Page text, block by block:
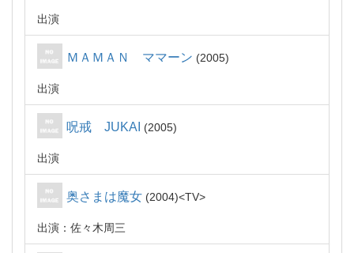
出演
ＭＡＭＡＮ ママーン 2005
出演
呪戒 JUKAI 2005
出演
奥さまは魔女 2004 TV
出演：佐々木周三